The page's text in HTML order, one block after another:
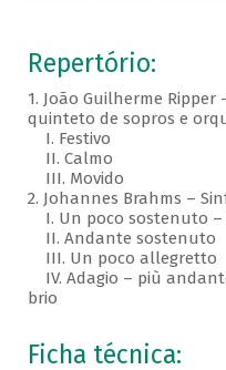
Repertório:
1. João Guilherme
quinteto de sopros e
I. Festivo
II. Calmo
III. Movido
2. Johannes Brahms –
I. Un poco sostenuto –
II. Andante sostenuto
III. Un poco allegretto
IV. Adagio – più
brio
Ficha técnica: